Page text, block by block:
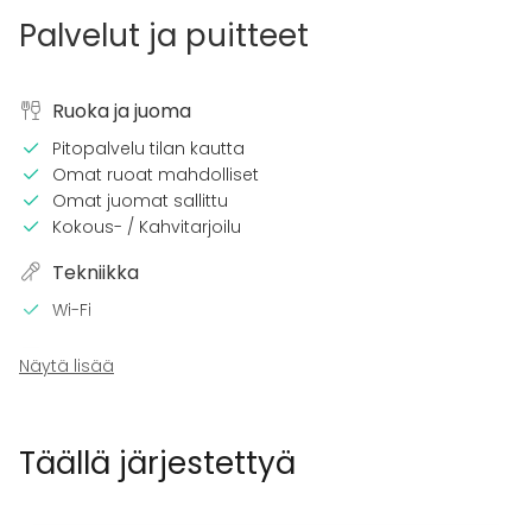
Palvelut ja puitteet
Ruoka ja juoma
Pitopalvelu tilan kautta
Omat ruoat mahdolliset
Omat juomat sallittu
Kokous- / Kahvitarjoilu
Tekniikka
Wi-Fi
Kalusto
Astiasto
Tapahtumatyypit
Näytä lisää
Täällä järjestettyä